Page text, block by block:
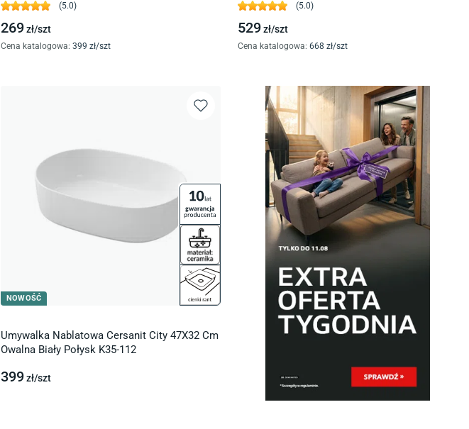
(5.0)
269zł/szt
Cena katalogowa: 399 zł/szt
(5.0)
529zł/szt
Cena katalogowa: 668 zł/szt
NOWOŚĆ
Umywalka Nablatowa Cersanit City 47X32 Cm
Owalna Biały Połysk K35-112
399zł/szt